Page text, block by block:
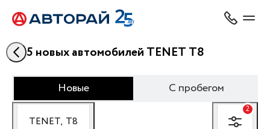
5 новых автомобилей TENET T8
Новые С пробегом
TENET, T8
2